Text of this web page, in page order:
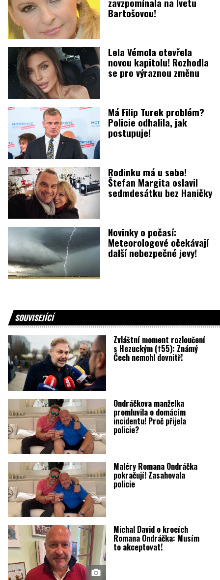
Bartošovou!
Lela Vémola otevřela
novou kapitolu! Rozhodla
se pro výraznou změnu
Má Filip Turek problém?
Policie odhalila, jak
postupuje!
Rodinku má u sebe!
Štefan Margita oslavil
sedmdesátku bez Haničky
Novinky o počasí:
Meteorologové očekávají
další nebezpečné jevy!
SOUVISEJÍCÍ
Zvláštní moment rozloučení
s Hezuckým (†55): Známý
Čech nemohl dovnitř!
Ondráčkova manželka
promluvila o domácím
incidentu! Proč přijela
policie?
Maléry Romana Ondráčka
pokračují! Zasahovala
policie
Michal David o krocích
Romana Ondráčka: Musím
to akceptovat!